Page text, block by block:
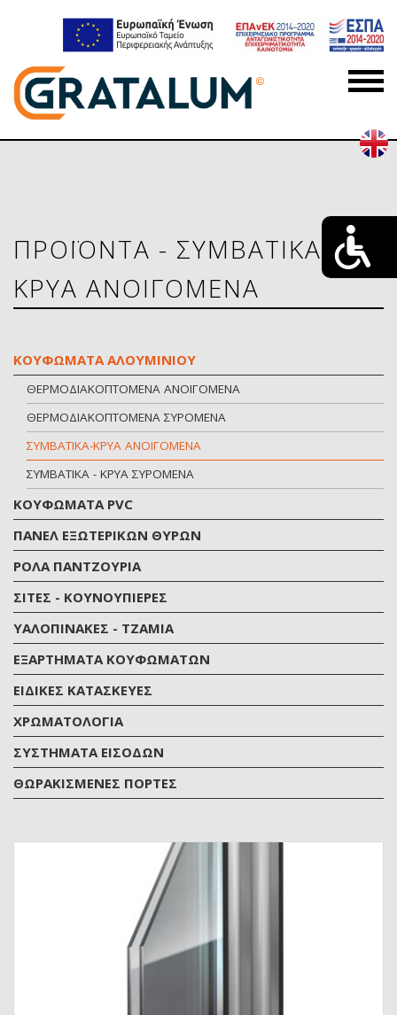
ΠΡΟΪΟΝΤΑ - ΣΥΜΒΑΤΙΚΑ-
ΚΡΥΑ ΑΝΟΙΓΟΜΕΝΑ
ΚΟΥΦΩΜΑΤΑ ΑΛΟΥΜΙΝΙΟΥ
ΘΕΡΜΟΔΙΑΚΟΠΤΟΜΕΝΑ ΑΝΟΙΓΟΜΕΝΑ
ΘΕΡΜΟΔΙΑΚΟΠΤΟΜΕΝΑ ΣΥΡΟΜΕΝΑ
ΣΥΜΒΑΤΙΚΑ-ΚΡΥΑ ΑΝΟΙΓΟΜΕΝΑ
ΣΥΜBΑΤΙΚΑ - ΚΡΥΑ ΣΥΡΟΜΕΝΑ
KOYΦΩΜΑΤΑ PVC
ΠΑΝΕΛ ΕΞΩΤΕΡΙΚΩΝ ΘΥΡΩΝ
ΡΟΛΑ ΠΑΝΤΖΟΥΡΙΑ
ΣΙΤΕΣ - ΚΟΥΝΟΥΠΙΕΡΕΣ
ΥΑΛΟΠΙΝΑΚΕΣ - ΤΖΑΜΙΑ
ΕΞΑΡΤΗΜΑΤΑ ΚΟΥΦΩΜΑΤΩΝ
ΕΙΔΙΚΕΣ ΚΑΤΑΣΚΕΥΕΣ
ΧΡΩΜΑΤΟΛΟΓΙA
ΣΥΣΤΗΜΑΤΑ ΕΙΣΟΔΩΝ
ΘΩΡΑΚΙΣΜΕΝΕΣ ΠΟΡΤΕΣ